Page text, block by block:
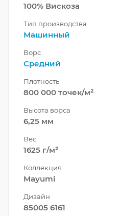
100% Вискоза
Тип производства
Машинный
Ворс
Средний
Плотность
800 000 точек/м²
Высота ворса
6,25 мм
Вес
1625 г/м²
Коллекция
Mayumi
Дизайн
85005 6161